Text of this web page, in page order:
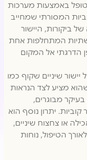
באמצעות מערכות
המסורתי שמחייב
ביקורות, היישור
המתחלפות אחת
הדרגתי אל המקום
שיניים שקוף כמו
מציע לצד הנראות
מבוגרים,
יתרון נוסף הוא
או צחצוח שיניים,
הטיפול, נוחות